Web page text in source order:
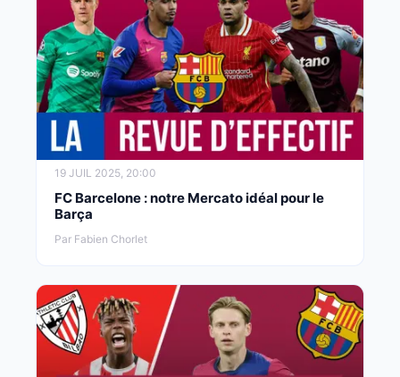
19 JUIL 2025, 20:00
FC Barcelone : notre Mercato idéal pour le
Barça
Par Fabien Chorlet